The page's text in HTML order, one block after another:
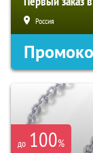
Россия
до 100%